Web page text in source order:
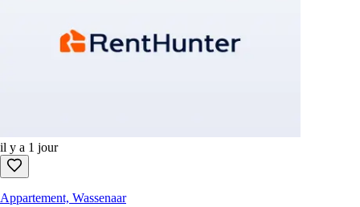
il y a 1 jour
Appartement, Wassenaar